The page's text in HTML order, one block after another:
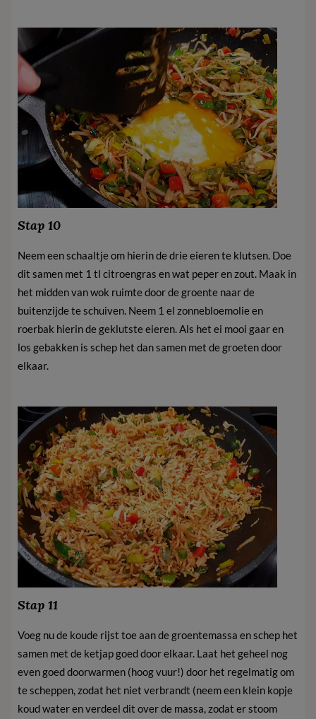
Stap 10
Neem een schaaltje om hierin de drie eieren te klutsen. Doe
dit samen met 1 tl citroengras en wat peper en zout. Maak in
het midden van wok ruimte door de groente naar de
buitenzijde te schuiven. Neem 1 el zonnebloemolie en
roerbak hierin de geklutste eieren. Als het ei mooi gaar en
los gebakken is schep het dan samen met de groeten door
elkaar.
Stap 11
Voeg nu de koude rijst toe aan de groentemassa en schep het
samen met de ketjap goed door elkaar. Laat het geheel nog
even goed doorwarmen (hoog vuur!) door het regelmatig om
te scheppen, zodat het niet verbrandt (neem een klein kopje
koud water en verdeel dit over de massa, zodat er stoom